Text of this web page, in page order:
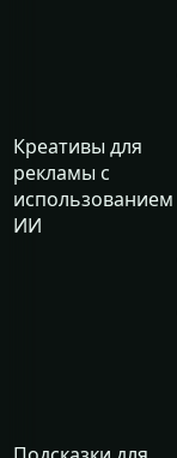
Креативы для
рекламы с
использованием
ИИ